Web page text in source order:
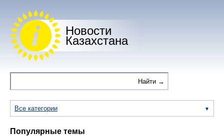
Новости
Казахстана
Все категории
Популярные темы